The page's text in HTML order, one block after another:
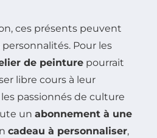
ces présents peuvent
Pour les
de peinture pourrait
libre cours à leur
passionnés de culture
un abonnement à une
cadeau à personnaliser,